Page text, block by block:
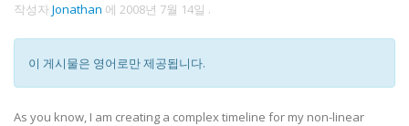
작성자Jonathan 에 2008년 7월 14일 .
이 게시물은 영어로만 제공됩니다.
As you know, I am creating a complex timeline for my non-linear